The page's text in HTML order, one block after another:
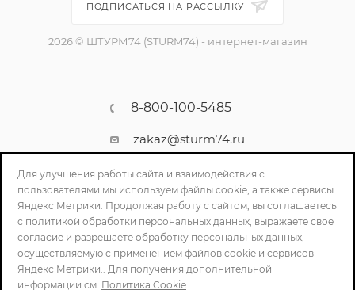
ПОДПИСАТЬСЯ НА РАССЫЛКУ
2026 © ШТУРМ74 (STURM74) - интернет-магазин
8-800-100-5485
zakaz@sturm74.ru
г. Челябинск, ул. Стартовая 34/1
Для улучшения работы сайта и взаимодействия с
пользователями мы используем файлы cookie, а также сервисы
Яндекс Метрики. Продолжая работу с сайтом, вы соглашаетесь
с политикой обработки персональных данных, выражаете свое
согласие и разрешаете обработку персональных данных,
осуществляемую с применением файлов cookie и сервисов
Яндекс Метрики.. Для получения дополнительной
информации см. Политика Cookie